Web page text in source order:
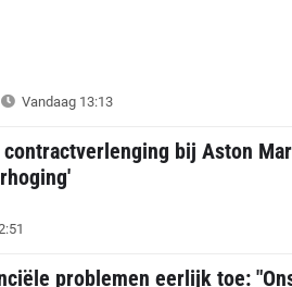
Vandaag 13:13
bij Aston
problemen eerlijk toe: